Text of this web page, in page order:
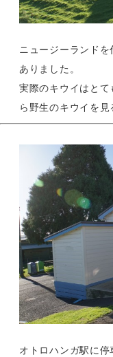
ニュージーランド
ありました。
実際のキウイはと
ら野生のキウイを見
オトロハンガ駅に停